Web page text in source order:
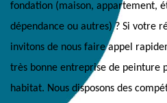
fondation (maison, appartement,
dépendance ou autres) ? Si votre
invitons de nous faire appel
très bonne entreprise de peinture
habitat. Nous disposons des